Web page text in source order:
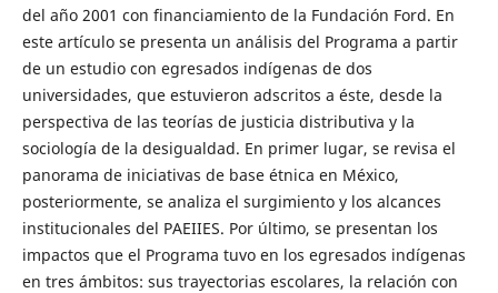
del año 2001 con financiamiento de la Fundación Ford. En
este artículo se presenta un análisis del Programa a partir
de un estudio con egresados indígenas de dos
universidades, que estuvieron adscritos a éste, desde la
perspectiva de las teorías de justicia distributiva y la
sociología de la desigualdad. En primer lugar, se revisa el
panorama de iniciativas de base étnica en México,
posteriormente, se analiza el surgimiento y los alcances
institucionales del PAEIIES. Por último, se presentan los
impactos que el Programa tuvo en los egresados indígenas
en tres ámbitos: sus trayectorias escolares, la relación con